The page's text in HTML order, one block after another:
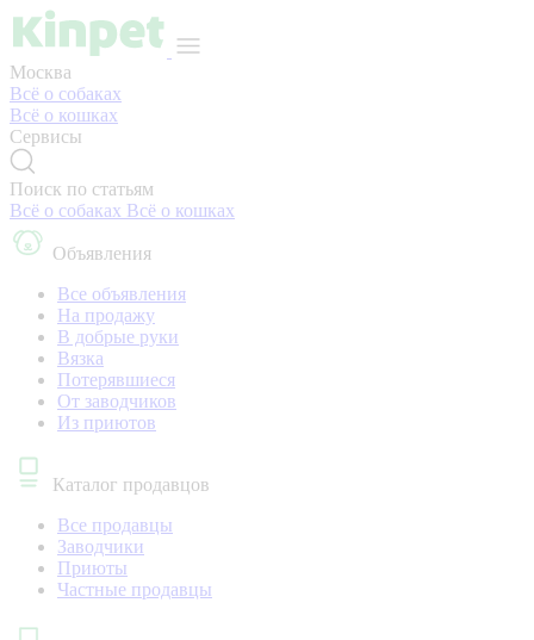
Москва
Всё о собаках
Всё о кошках
Сервисы
Поиск по статьям
Всё о собаках Всё о кошках
Объявления
Все объявления
На продажу
В добрые руки
Вязка
Потерявшиеся
От заводчиков
Из приютов
Каталог продавцов
Все продавцы
Заводчики
Приюты
Частные продавцы